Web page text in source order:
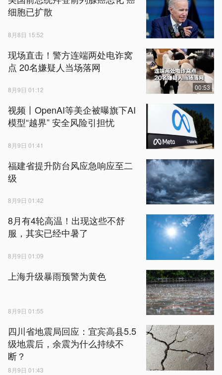
细胞已扩散
8月8日 15:52
现场直击！警方连端两处电诈窝
点 20名嫌疑人当场落网
8月9日 01:12 00:53
视频丨OpenAI等美企被曝旗下AI
模型“越界” 安全风险引担忧
8月9日 01:41
福建省提升防台风应急响应至二
级
8月9日 01:42
8月有4轮高温！出现这些不舒
服，其实已经中暑了
8月9日 01:09
上海升级暴雨预警为黄色
8月9日 01:55
四川省地震局回应：宜宾高县5.5
级地震后，余震为什么持续不
断？
8月9日 01:43